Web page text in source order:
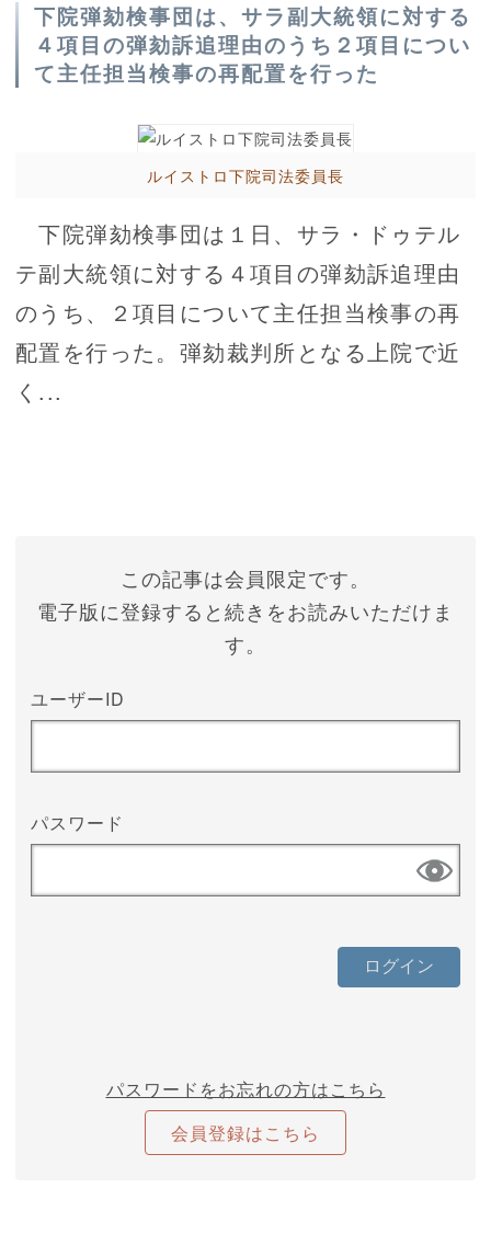
下院弾劾検事団は、サラ副大統領に対する
４項目の弾劾訴追理由のうち２項目につい
て主任担当検事の再配置を行った
ルイストロ下院司法委員長
下院弾劾検事団は１日、サラ・ドゥテル
テ副大統領に対する４項目の弾劾訴追理由
のうち、２項目について主任担当検事の再
配置を行った。弾劾裁判所となる上院で近
く...
この記事は会員限定です。
電子版に登録すると続きをお読みいただけま
す。
ユーザーID
パスワード
パスワードをお忘れの方はこちら
会員登録はこちら